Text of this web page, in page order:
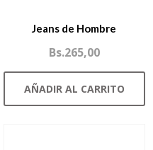
Jeans de Hombre
Bs.265,00
AÑADIR AL CARRITO